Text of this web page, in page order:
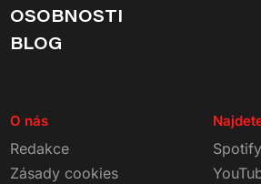
OSOBNOSTI
BLOG
O nás
Redakce
Zásady cookies
Spotify